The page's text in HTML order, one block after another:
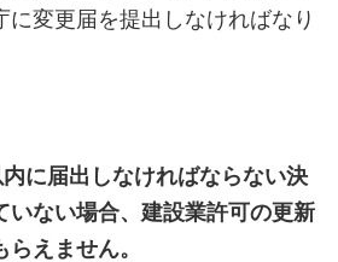
に変更届を提出しなければなり
に届出しなければならない決
いない場合、建設業許可の更新
えません。